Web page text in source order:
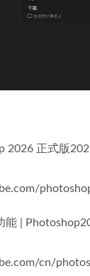
2026 正式版
能 |
cn/